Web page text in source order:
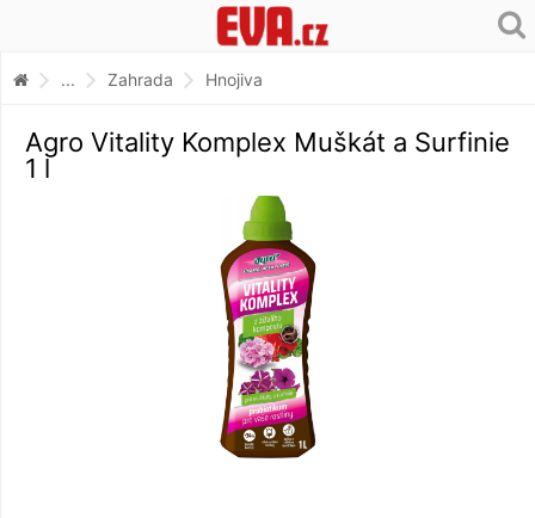
... Zahrada Hnojiva
Agro Vitality Komplex Muškát a Surfinie
1 l